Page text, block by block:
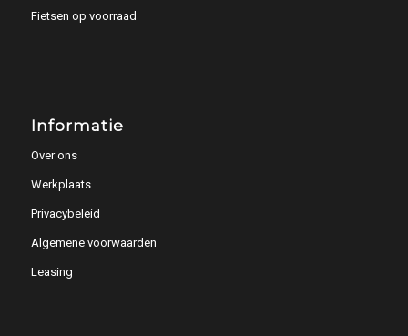
Fietsen op voorraad
Informatie
Over ons
Werkplaats
Privacybeleid
Algemene voorwaarden
Leasing